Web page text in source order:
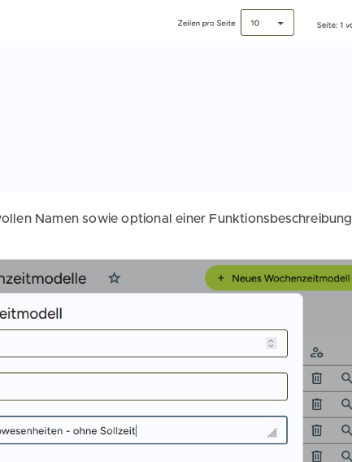
Namen sowie optional einer Funktionsbeschreibung